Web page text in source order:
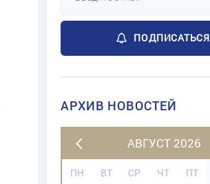
ПОДПИСАТЬСЯ
АРХИВ НОВОСТЕЙ
АВГУСТ 2026
ПН ВТ СР ЧТ ПТ